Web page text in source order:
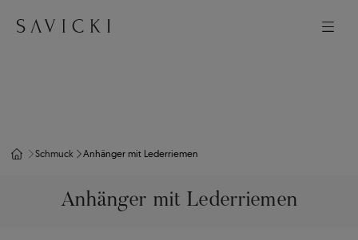
Schmuck Anhänger mit Lederriemen
Anhänger mit Lederriemen